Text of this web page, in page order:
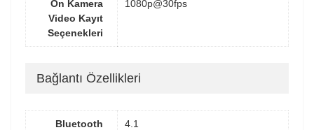
Ön Kamera
Video Kayıt
Seçenekleri
1080p@30fps
Bağlantı Özellikleri
Bluetooth
4.1